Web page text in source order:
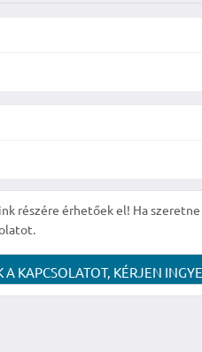
részére érhetőek el! Ha
A KAPCSOLATOT, KÉRJEN